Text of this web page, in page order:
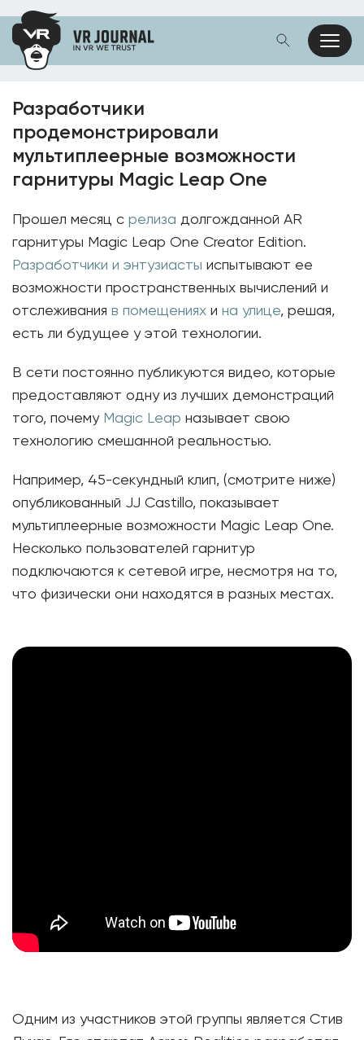
Разработчики
продемонстрировали
мультиплеерные возможности
гарнитуры Magic Leap One
Прошел месяц с релиза долгожданной AR
гарнитуры Magic Leap One Creator Edition.
Разработчики и энтузиасты испытывают ее
возможности пространственных вычислений и
отслеживания в помещениях и на улице, решая,
есть ли будущее у этой технологии.
В сети постоянно публикуются видео, которые
предоставляют одну из лучших демонстраций
того, почему Magic Leap называет свою
технологию смешанной реальностью.
Например, 45-секундный клип, (смотрите ниже)
опубликованный JJ Castillo, показывает
мультиплеерные возможности Magic Leap One.
Несколько пользователей гарнитур
подключаются к сетевой игре, несмотря на то,
что физически они находятся в разных местах.
Одним из участников этой группы является Стив